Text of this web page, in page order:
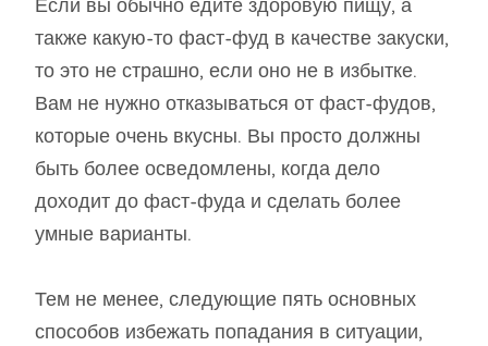
Если вы обычно едите здоровую пищу, а
также какую-то фаст-фуд в качестве закуски,
то это не страшно, если оно не в избытке.
Вам не нужно отказываться от фаст-фудов,
которые очень вкусны. Вы просто должны
быть более осведомлены, когда дело
доходит до фаст-фуда и сделать более
умные варианты.
Тем не менее, следующие пять основных
способов избежать попадания в ситуации,